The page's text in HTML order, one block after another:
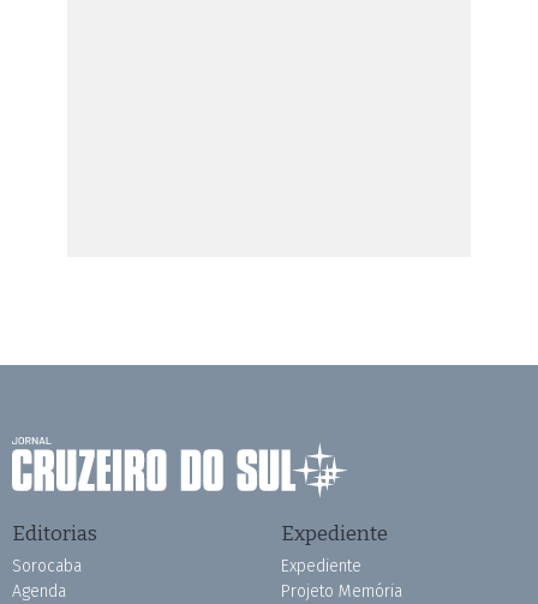
Editorias
Sorocaba
Agenda
Expediente
Expediente
Projeto Memória